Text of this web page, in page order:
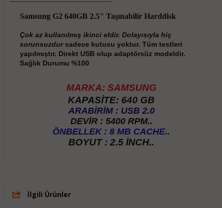
Samsung G2 640GB 2.5" Taşınabilir Harddisk
Çok az kullanılmış ikinci eldir. Dolayısıyla hiç
sorunsuzdur sadece kutusu yoktur. Tüm testleri
yapılmıştır. Direkt USB olup adaptörsüz modeldir.
Sağlık Durumu %100
MARKA: SAMSUNG
KAPASİTE: 640 GB
ARABİRİM : USB 2.0
DEVİR : 5400 RPM..
ÖNBELLEK : 8 MB CACHE..
BOYUT : 2.5 İNCH..
İlgili Ürünler